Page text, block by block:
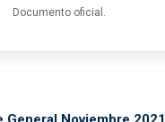
Documento oficial.